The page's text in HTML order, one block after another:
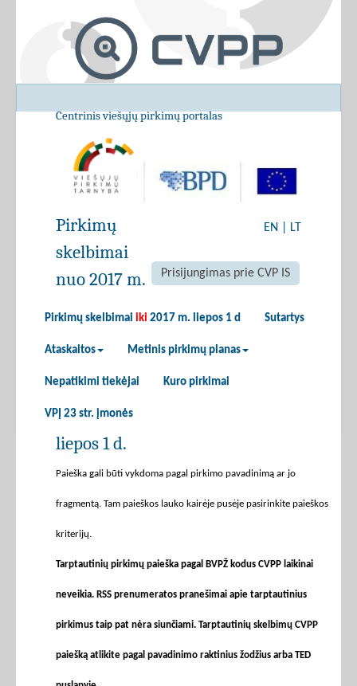
Centrinis viešųjų pirkimų portalas
EN LT
Prisijungimas prie CVP IS
Pirkimų skelbimai iki 2017 m. liepos 1 d Sutartys
Ataskaitos Metinis pirkimų planas
Nepatikimi tiekėjai Kuro pirkimai
VPĮ 23 str. įmonės
Pirkimų
skelbimai
nuo 2017 m.
liepos 1 d.
Paieška gali būti vykdoma pagal pirkimo pavadinimą ar jo
fragmentą. Tam paieškos lauko kairėje pusėje pasirinkite paieškos
kriterijų.
Tarptautinių pirkimų paieška pagal BVPŽ kodus CVPP laikinai
neveikia. RSS prenumeratos pranešimai apie tarptautinius
pirkimus taip pat nėra siunčiami. Tarptautinių skelbimų CVPP
paiešką atlikite pagal pavadinimo raktinius žodžius arba TED